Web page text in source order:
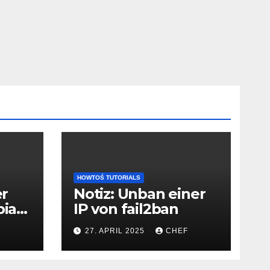
HOWTOŚ TUTORIALS
Notiz: Unban einer
IP von fail2ban
27. APRIL 2025 CHEF